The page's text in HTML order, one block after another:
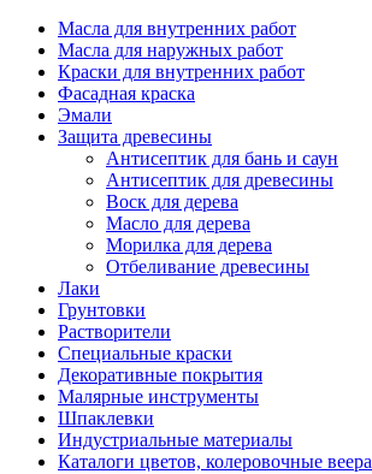
Масла для внутренних работ
Масла для наружных работ
Краски для внутренних работ
Фасадная краска
Эмали
Защита древесины
Антисептик для бань и саун
Антисептик для древесины
Воск для дерева
Масло для дерева
Морилка для дерева
Отбеливание древесины
Лаки
Грунтовки
Растворители
Специальные краски
Декоративные покрытия
Малярные инструменты
Шпаклевки
Индустриальные материалы
Каталоги цветов, колеровочные веера